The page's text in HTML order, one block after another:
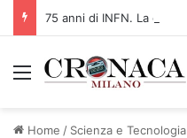
Menu
Home / Scienza e Tecnologia